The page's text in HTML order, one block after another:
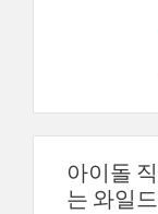
아이돌
는 와일